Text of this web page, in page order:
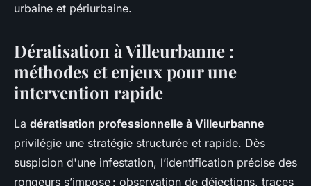
urbaine et périurbaine.
Dératisation à Villeurbanne :
méthodes et enjeux pour une
intervention rapide
La dératisation professionnelle à Villeurbanne
privilégie une stratégie structurée et rapide. Dès
suspicion d'une infestation, l’identification précise des
rongeurs s’impose : observation de déjections, traces